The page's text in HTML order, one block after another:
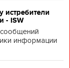
истребители
- ISW
сообщений
информации